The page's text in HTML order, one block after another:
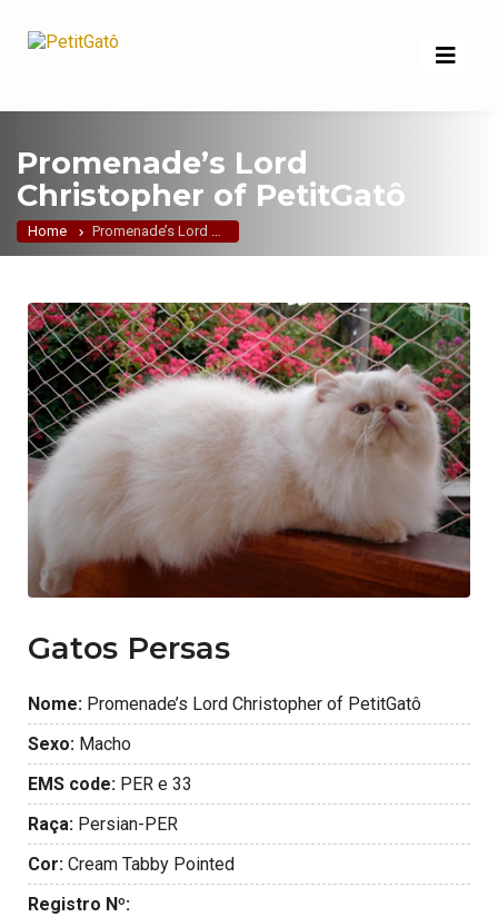
Promenade’s Lord
Christopher of PetitGatô
Home Promenade’s Lord Christopher of PetitGatô
Gatos Persas
Nome: Promenade’s Lord Christopher of PetitGatô
Sexo: Macho
EMS code: PER e 33
Raça: Persian-PER
Cor: Cream Tabby Pointed
Registro Nº: